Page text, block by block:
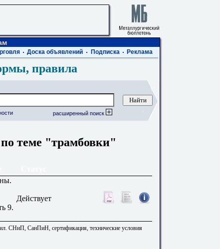
Доска объявлений Подписка Реклама
правила
расширенный поиск
теме "трамбовки"
9.
Действует
СНиП, СанПиН, сертификация, технические условия